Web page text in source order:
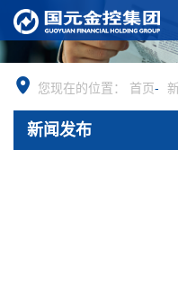
您现在的位置： 首页-
新闻发布